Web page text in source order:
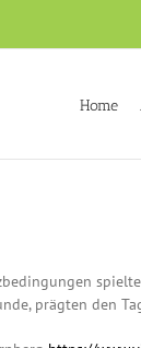
Home
prägten den